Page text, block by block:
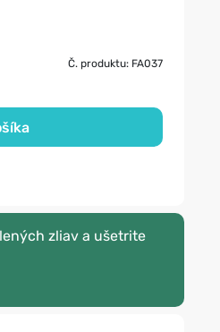
Č. produktu: FA037
zliav a ušetrite